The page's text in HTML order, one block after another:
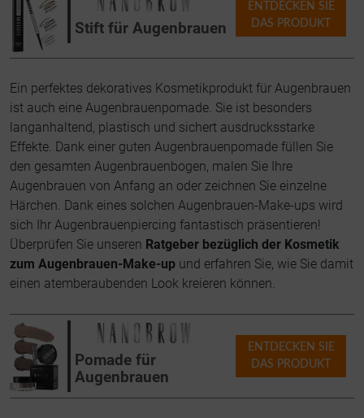
Stift für Augenbrauen
ENTDECKEN SIE
DAS PRODUKT
Ein perfektes dekoratives Kosmetikprodukt für Augenbrauen
ist auch eine Augenbrauenpomade. Sie ist besonders
langanhaltend, plastisch und sichert ausdrucksstarke
Effekte. Dank einer guten Augenbrauenpomade füllen Sie
den gesamten Augenbrauenbogen, malen Sie Ihre
Augenbrauen von Anfang an oder zeichnen Sie einzelne
Härchen. Dank eines solchen Augenbrauen-Make-ups wird
sich Ihr Augenbrauenpiercing fantastisch präsentieren!
Überprüfen Sie unseren Ratgeber bezüglich der Kosmetik
zum Augenbrauen-Make-up und erfahren Sie, wie Sie damit
einen atemberaubenden Look kreieren können.
Pomade für
Augenbrauen
ENTDECKEN SIE
DAS PRODUKT